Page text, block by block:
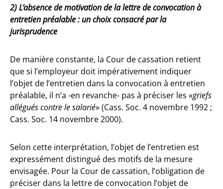
2) L’absence de motivation de la lettre de convocation à
entretien préalable : un choix consacré par la
jurisprudence
De manière constante, la Cour de cassation retient
que si l’employeur doit impérativement indiquer
l’objet de l’entretien dans la convocation à entretien
préalable, il n’a -en revanche- pas à préciser les «griefs
allégués contre le salarié» (Cass. Soc. 4 novembre 1992 ;
Cass. Soc. 14 novembre 2000).
Selon cette interprétation, l’objet de l’entretien est
expressément distingué des motifs de la mesure
envisagée. Pour la Cour de cassation, l’obligation de
préciser dans la lettre de convocation l’objet de